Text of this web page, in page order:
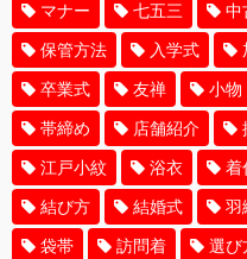
マナー 七五三 中
保管方法 入学式
卒業式 友禅 小物
帯締め 店舗紹介
江戸小紋 浴衣 着
結び方 結婚式 羽
袋帯 訪問着 選び